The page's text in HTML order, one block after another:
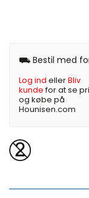
⛟ Bestil med
Log ind ellerBliv
kundefor at se
og købe på
Hounisen.com